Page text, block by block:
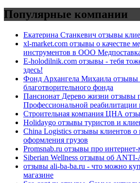
Популярные компании
Екатерина Станкевич отзывы
xl-market.com отзывы о качестве
инструментов в ООО
E-holodilnik.com отзывы - тебя
здесь!
Фонд Архангела Михаила отзывы
благотворительного фонда
Пансионат Дерево жизни отзывы
Профессиональной реабилитации
Строительная компания ЦНА
Holidaygo отзывы туристов и
China Logistics отзывы клиентов о
оформления грузов
Promsnab.ru отзывы про интернет-
Siberian Wellness отзывы об ANTI-
отзывы ali-ba-ba.ru - что можно
магазине